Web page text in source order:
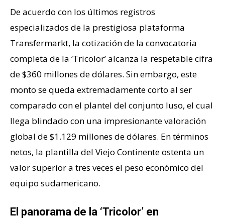
De acuerdo con los últimos registros
especializados de la prestigiosa plataforma
Transfermarkt, la cotización de la convocatoria
completa de la ‘Tricolor’ alcanza la respetable cifra
de $360 millones de dólares. Sin embargo, este
monto se queda extremadamente corto al ser
comparado con el plantel del conjunto luso, el cual
llega blindado con una impresionante valoración
global de $1.129 millones de dólares. En términos
netos, la plantilla del Viejo Continente ostenta un
valor superior a tres veces el peso económico del
equipo sudamericano.
El panorama de la ‘Tricolor’ en